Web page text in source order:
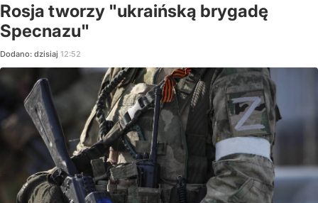
Rosja tworzy "ukraińską brygadę
Specnazu"
Dodano: dzisiaj 12:52